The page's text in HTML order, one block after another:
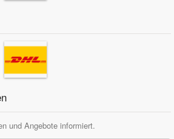
und Angebote informiert.